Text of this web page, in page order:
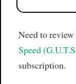
Need to
Speed
subscription.